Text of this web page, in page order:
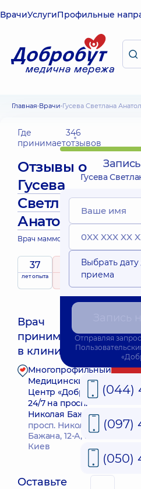
ВрачиУслугиПрофильные
Главная Врачи Гусева Светлана
Где
принимает
346
отзывов
Отзывы о
Гусева
Светлана
Анатольевна
Врач маммолог; Онколог
37
лет опыта
5 / 5
на основе
Врач
принимает
в клинике
Ближайшее время
Многопрофильный
Медицинский
Центр «Добробут»
24/7 на просп.
Николая Бажана
просп. Николая
Бажана, 12-А, г.
Киев
Оставьте
Гусева
Выбрать
приема
Отправляя
(044)
(097)
(050)